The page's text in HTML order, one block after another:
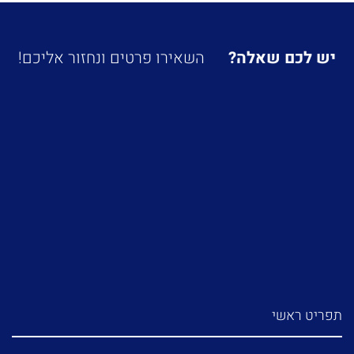
יש לכם שאלה? השאירו פרטים ונחזור אליכם!
תפריט ראשי